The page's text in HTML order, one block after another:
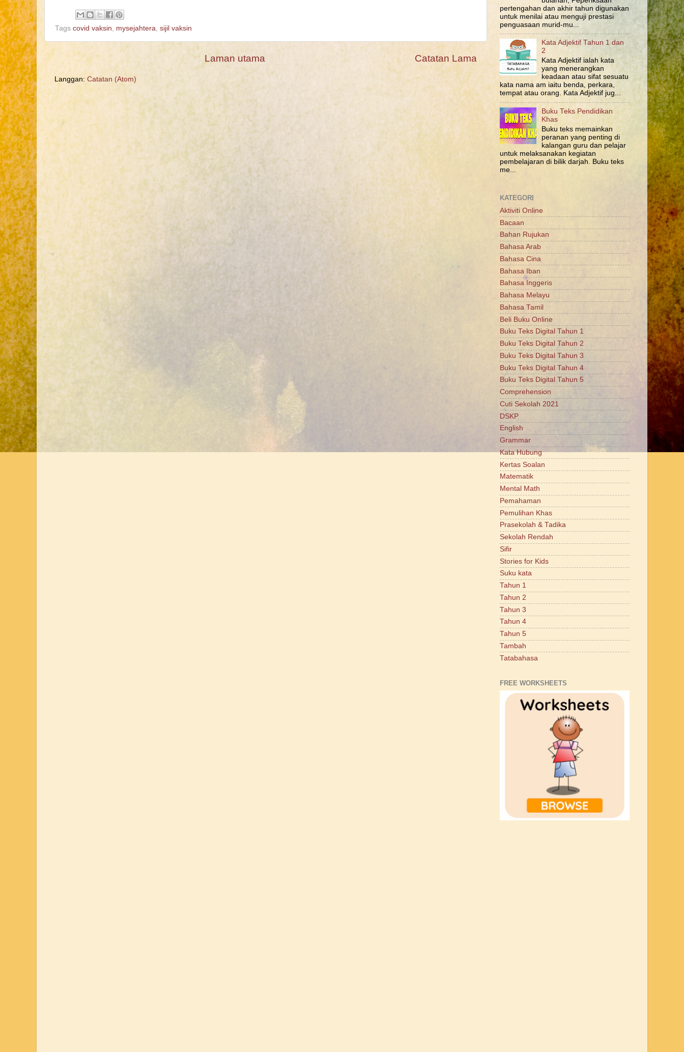
Tags covid vaksin, mysejahtera, sijil vaksin
Catatan Lama
Laman utama
Langgan: Catatan (Atom)
pertengahan dan akhir tahun digunakan
untuk menilai atau menguji prestasi
penguasaan murid-mu...
Kata Adjektif Tahun 1 dan
2
Kata Adjektif ialah kata
yang menerangkan
keadaan atau sifat sesuatu
kata nama am iaitu benda, perkara,
tempat atau orang. Kata Adjektif jug...
Buku Teks Pendidikan
Khas
Buku teks memainkan
peranan yang penting di
kalangan guru dan pelajar
untuk melaksanakan kegiatan
pembelajaran di bilik darjah. Buku teks
me...
KATEGORI
Aktiviti Online
Bacaan
Bahan Rujukan
Bahasa Arab
Bahasa Cina
Bahasa Iban
Bahasa Inggeris
Bahasa Melayu
Bahasa Tamil
Beli Buku Online
Buku Teks Digital Tahun 1
Buku Teks Digital Tahun 2
Buku Teks Digital Tahun 3
Buku Teks Digital Tahun 4
Buku Teks Digital Tahun 5
Comprehension
Cuti Sekolah 2021
DSKP
English
Grammar
Kata Hubung
Kertas Soalan
Matematik
Mental Math
Pemahaman
Pemulihan Khas
Prasekolah & Tadika
Sekolah Rendah
Sifir
Stories for Kids
Suku kata
Tahun 1
Tahun 2
Tahun 3
Tahun 4
Tahun 5
Tambah
Tatabahasa
FREE WORKSHEETS